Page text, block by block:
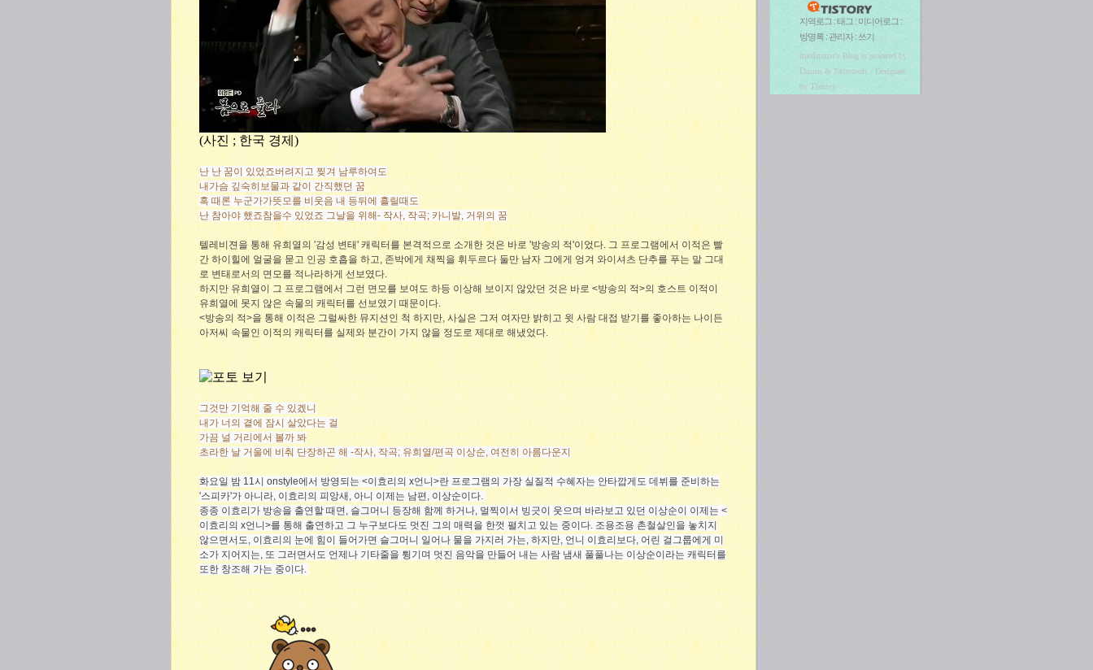
(사진 ; 한국 경제)
난 난 꿈이 있었죠버려지고 찢겨 남루하여도
내가슴 깊숙히 보물과 같이 간직했던 꿈
혹 때론 누군가가뜻모를 비웃음 내 등뒤에 흘릴때도
난 참아야 했죠참을수 있었죠 그날을 위해- 작사, 작곡; 카니발, 거위의 꿈
텔레비젼을 통해 유희열의 '감성 변태' 캐릭터를 본격적으로 소개한 것은 바로 '방송의 적'이었다. 그 프로그램에서 이적은 빨
간 하이힐에 얼굴을 묻고 인공 호흡을 하고, 존박에게 채찍을 휘두르다 둘만 남자 그에게 엉겨 와이셔츠 단추를 푸는 말 그대
로 변태로서의 면모를 적나라하게 선보였다.
하지만 유희열이 그 프로그램에서 그런 면모를 보여도 하등 이상해 보이지 않았던 것은 바로 <방송의 적>의 호스트 이적이
유희열에 못지 않은 속물의 캐릭터를 선보였기 때문이다.
<방송의 적>을 통해 이적은 그럴싸한 뮤지션인 척 하지만, 사실은 그저 여자만 밝히고 윗 사람 대접 받기를 좋아하는 나이든
아저씨 속물인 이적의 캐릭터를 실제와 분간이 가지 않을 정도로 제대로 해냈었다.
그것만 기억해 줄 수 있겠니
내가 너의 곁에 잠시 살았다는 걸
가끔 널 거리에서 볼까 봐
초라한 날 거울에 비춰 단장하곤 해 -작사, 작곡; 유희열/편곡 이상순, 여전히 아름다운지
화요일 밤 11시 onstyle에서 방영되는 <이효리의 x언니>란 프로그램의 가장 실질적 수혜자는 안타깝게도 데뷔를 준비하는
'스피카'가 아니라, 이효리의 피앙새, 아니 이제는 남편, 이상순이다.
종종 이효리가 방송을 출연할 때면, 슬그머니 등장해 함께 하거나, 멀찍이서 빙긋이 웃으며 바라보고 있던 이상순이 이제는 <
이효리의 x언니>를 통해 출연하고 그 누구보다도 멋진 그의 매력을 한껏 펼치고 있는 중이다. 조용조용 촌철살인을 놓치지
않으면서도, 이효리의 눈에 힘이 들어가면 슬그머니 일어나 물을 가지러 가는, 하지만, 언니 이효리보다, 어린 걸그룹에게 미
소가 지어지는, 또 그러면서도 언제나 기타줄을 튕기며 멋진 음악을 만들어 내는 사람 냄새 풀풀나는 이상순이라는 캐릭터를
또한 창조해 가는 중이다.
지역로그 :태그 : 미디어로그 :
방명록 :관리자: 쓰기
meditator's Blog is powered by
Daum & Tattertools / Designed
by Tistory